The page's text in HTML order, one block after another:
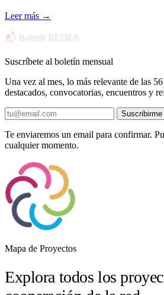
Leer más →
📬 Boletín REDES
Suscríbete al boletín mensual
Una vez al mes, lo más relevante de las
destacados, convocatorias, encuentros y
Suscribirme
Te enviaremos un email para confirmar.
cualquier momento.
Mapa de Proyectos
Explora todos los